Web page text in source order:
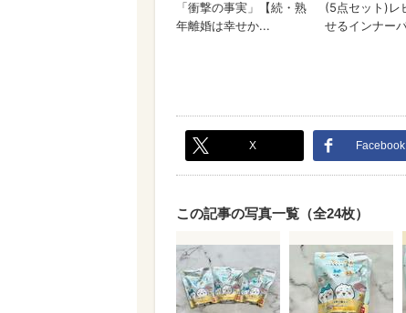
X Facebook
この記事の写真一覧（全24枚）